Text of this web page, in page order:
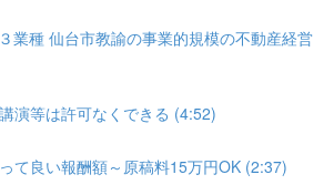
業種 仙台市教諭の事業的規模の不動産経営
演等は許可なくできる (4:52)
て良い報酬額～原稿料15万円OK (2:37)